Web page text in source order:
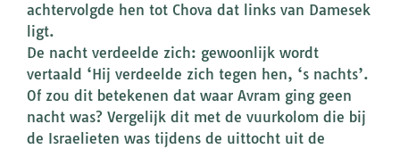
achtervolgde hen tot Chova dat links van Damesek
ligt.
De nacht verdeelde zich: gewoonlijk wordt
vertaald ‘Hij verdeelde zich tegen hen, ‘s nachts’.
Of zou dit betekenen dat waar Avram ging geen
nacht was? Vergelijk dit met de vuurkolom die bij
de Israelieten was tijdens de uittocht uit de